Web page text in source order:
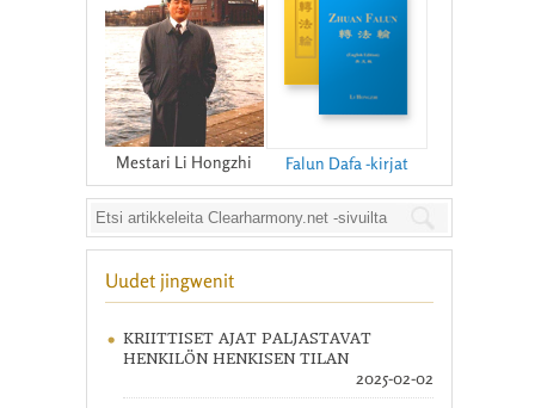
Mestari Li Hongzhi Falun Dafa -kirjat
Uudet jingwenit
KRIITTISET AJAT PALJASTAVAT
HENKILÖN HENKISEN TILAN
2025-02-02